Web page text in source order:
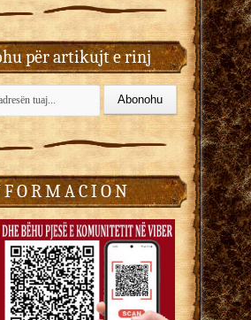
për artikujt e rinj
O R M A C I O N